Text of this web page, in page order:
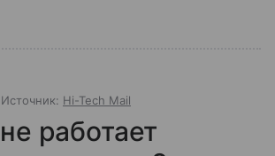
Источник: Hi-Tech Mail
работает